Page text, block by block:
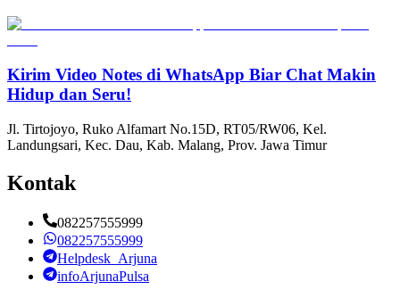
Kirim Video Notes di WhatsApp Biar Chat Makin
Hidup dan Seru!
Jl. Tirtojoyo, Ruko Alfamart No.15D, RT05/RW06, Kel.
Landungsari, Kec. Dau, Kab. Malang, Prov. Jawa Timur
Kontak
082257555999
082257555999
Helpdesk_Arjuna
infoArjunaPulsa